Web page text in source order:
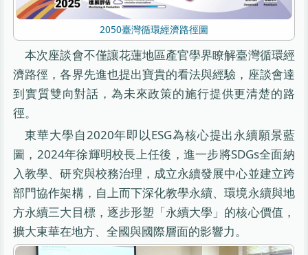
2050臺灣循環經濟路徑圖
本次座談會不僅讓花蓮地區產官學界瞭解臺灣循環經
濟路徑，各界先進也提出寶貴的看法與經驗，座談會達
到實質雙向對話，為未來政策的施行提供更清楚的路
徑。
東華大學自2020年即以ESG為核心提出永續願景藍
圖，2024年徐輝明校長上任後，進一步將SDGs全面納
入教學、研究與校務治理，成立永續發展中心並建立跨
部門協作架構，自上而下深化教學永續、環境永續與地
方永續三大目標，逐步形塑「永續大學」的核心價值，
擴大東華在地方、全國與國際層面的影響力。